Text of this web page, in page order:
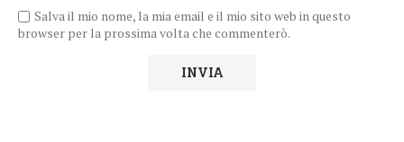
Salva il mio nome, la mia email e il mio sito web in questo
browser per la prossima volta che commenterò.